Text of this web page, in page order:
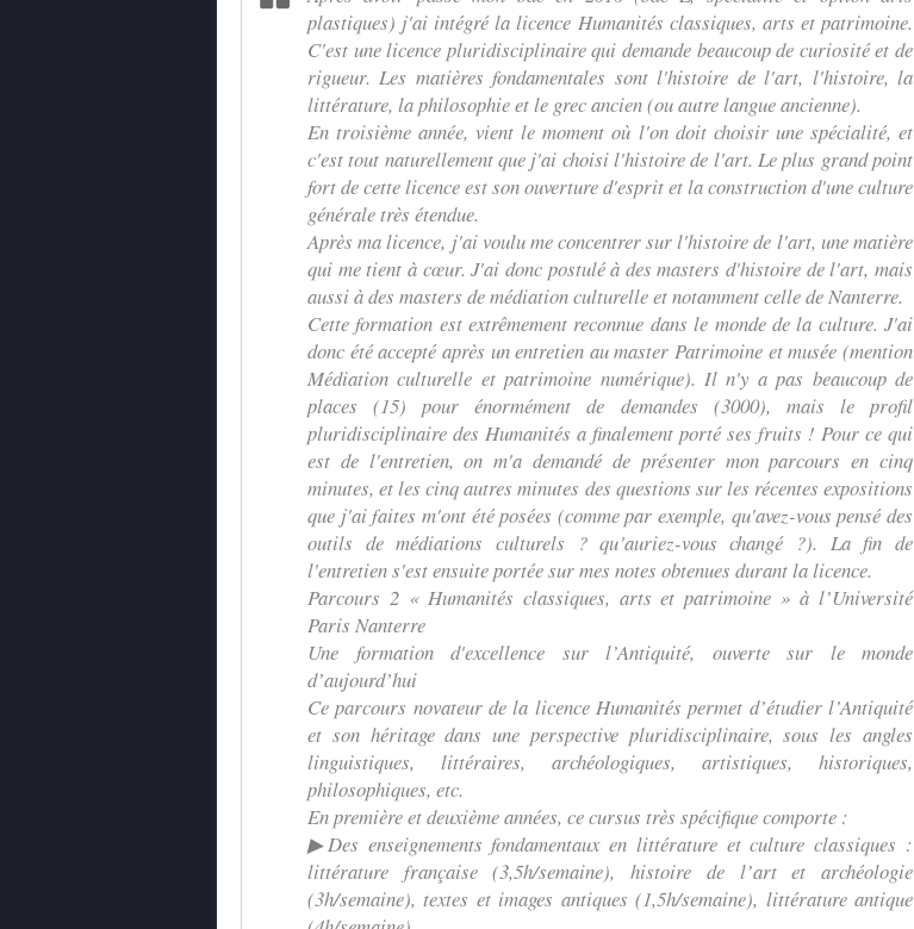
plastiques) j'ai intégré la licence Humanités classiques, arts et patrimoine.
C'est une licence pluridisciplinaire qui demande beaucoup de curiosité et de
rigueur. Les matières fondamentales sont l'histoire de l'art, l'histoire, la
littérature, la philosophie et le grec ancien (ou autre langue ancienne).
En troisième année, vient le moment où l'on doit choisir une spécialité, et
c'est tout naturellement que j'ai choisi l'histoire de l'art. Le plus grand point
fort de cette licence est son ouverture d'esprit et la construction d'une culture
générale très étendue.
Après ma licence, j'ai voulu me concentrer sur l'histoire de l'art, une matière
qui me tient à cœur. J'ai donc postulé à des masters d'histoire de l'art, mais
aussi à des masters de médiation culturelle et notamment celle de Nanterre.
Cette formation est extrêmement reconnue dans le monde de la culture. J'ai
donc été accepté après un entretien au master Patrimoine et musée (mention
Médiation culturelle et patrimoine numérique). Il n'y a pas beaucoup de
places (15) pour énormément de demandes (3000), mais le profil
pluridisciplinaire des Humanités a finalement porté ses fruits ! Pour ce qui
est de l'entretien, on m'a demandé de présenter mon parcours en cinq
minutes, et les cinq autres minutes des questions sur les récentes expositions
que j'ai faites m'ont été posées (comme par exemple, qu'avez-vous pensé des
outils de médiations culturels ? qu'auriez-vous changé ?). La fin de
l'entretien s'est ensuite portée sur mes notes obtenues durant la licence.
Parcours 2 « Humanités classiques, arts et patrimoine » à l’Université
Paris Nanterre
Une formation d'excellence sur l’Antiquité, ouverte sur le monde
d’aujourd’hui
Ce parcours novateur de la licence Humanités permet d’étudier l’Antiquité
et son héritage dans une perspective pluridisciplinaire, sous les angles
linguistiques, littéraires, archéologiques, artistiques, historiques,
philosophiques, etc.
En première et deuxième années, ce cursus très spécifique comporte :
▶Des enseignements fondamentaux en littérature et culture classiques :
littérature française (3,5h/semaine), histoire de l’art et archéologie
(3h/semaine), textes et images antiques (1,5h/semaine), littérature antique